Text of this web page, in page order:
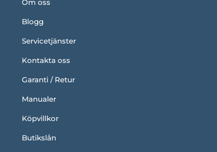
Om oss
Blogg
Servicetjänster
Kontakta oss
Garanti / Retur
Manualer
Köpvillkor
Butikslån